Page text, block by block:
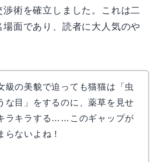
術を確立しました。これは二
場面であり、読者に大人気のや
級の美貌で迫っても猫猫は「虫
な目」をするのに、薬草を見せ
ラキラする……このギャップが
らないよね！